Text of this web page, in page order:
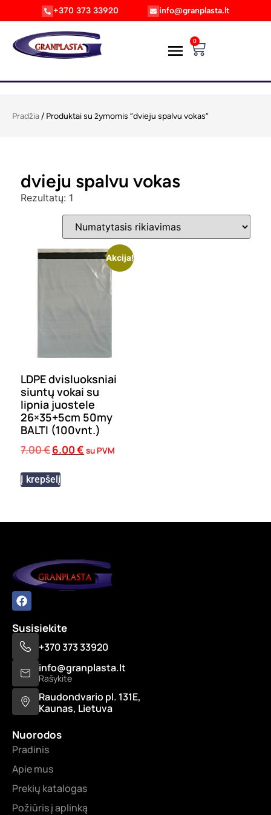
+370 373 33920 info@granplasta.lt
0
Pradžia/ Produktai su žymomis “dvieju spalvu vokas”
dvieju spalvu vokas
Rezultatų: 1
Akcija!
LDPE dvisluoksniai
siuntų vokai su
lipnia juostele
26×35+5cm 50my
BALTI (100vnt.)
7.00€6.00€ su PVM
Į krepšelį
Susisiekite
+370 373 33920
info@granplasta.lt
Rašykite
Raudondvario pl. 131E,
Kaunas, Lietuva
Nuorodos
Pradinis
Apie mus
Prekių katalogas
Požiūris į aplinką